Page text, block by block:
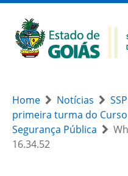
Home Notícias
primeira turma do
Segurança Pública
16.34.52